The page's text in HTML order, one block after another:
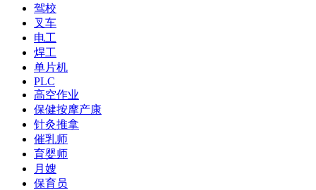
驾校
叉车
电工
焊工
单片机
PLC
高空作业
保健按摩产康
针灸推拿
催乳师
育婴师
月嫂
保育员